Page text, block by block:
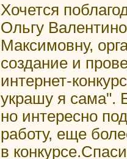
Хочется
Ольгу
Максимовну,
создание и
интернет-
украшу я сама".
но интересно
работу, еще
в